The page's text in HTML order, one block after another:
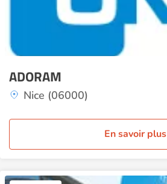
ADORAM
Nice (06000)
En savoir plus